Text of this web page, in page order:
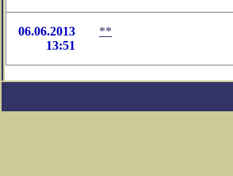
06.06.2013
13:51
**